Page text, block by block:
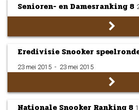
Senioren- en Damesranking 8
Eredivisie Snooker
23 mei 2015 ­ - ­ 23 mei 2015
Nationale Snooker Ranking 8